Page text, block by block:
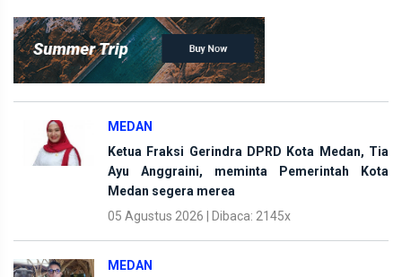
MEDAN
Ketua Fraksi Gerindra DPRD Kota Medan, Tia
Ayu Anggraini, meminta Pemerintah Kota
Medan segera merea
05 Agustus 2026 | Dibaca: 2145x
MEDAN